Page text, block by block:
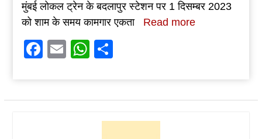
मुंबई लोकल ट्रेन के बदलापुर स्टेशन पर 1 दिसम्बर 2023
को शाम के समय कामगार एकता
Read more
Facebook
EmailWhatsApp